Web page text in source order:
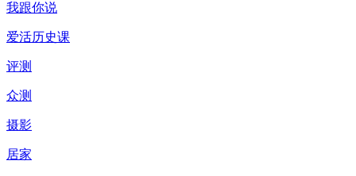
我跟你说
爱活历史课
评测
众测
摄影
居家